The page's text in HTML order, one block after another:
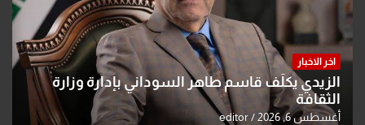
اخر الاخبار
الزيدي يكلّف قاسم طاهر السوداني بإدارة وزارة
الثقافة
أغسطس 6, 2026 editor